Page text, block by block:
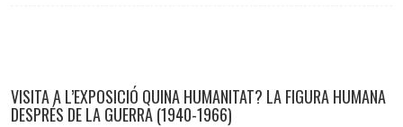
VISITA A L’EXPOSICIÓ QUINA HUMANITAT? LA FIGURA HUMANA
DESPRÉS DE LA GUERRA (1940-1966)